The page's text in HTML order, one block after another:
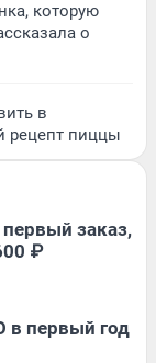
которую
о
в
рецепт пиццы
заказ,
₽
в первый год